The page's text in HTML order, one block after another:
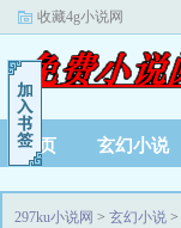
收藏4g小说网
首页 玄幻小说
297ku小说网 > 玄幻小说 >